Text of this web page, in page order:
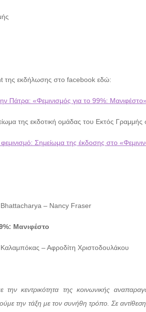
της εκδήλωσης στο facebook εδώ:
Πάτρα: «Φεμινισμός για το 99%:
της εκδοτική ομάδας του Εκτός Γραμμής
φεμινισμό: Σημείωμα της έκδοσης στο
– Nancy Fraser
Μανιφέστο
– Αφροδίτη Χριστοδουλάκου
την κεντρικότητα της κοινωνικής
την τάξη με τον συνήθη τρόπο. Σε